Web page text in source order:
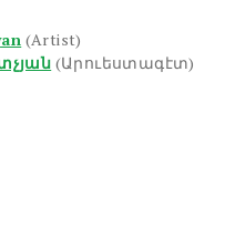
(Artist)
(Արուեստագէտ)